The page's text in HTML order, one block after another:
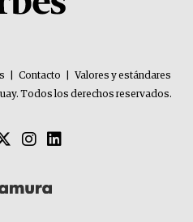
Contacto
Valores y estándares
Todos los derechos reservados.